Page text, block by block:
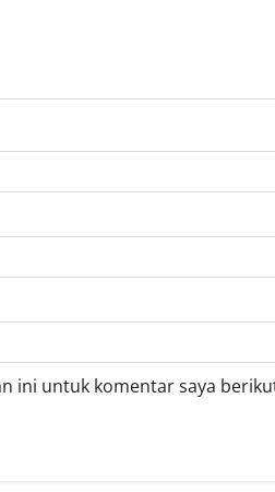
ini untuk komentar saya